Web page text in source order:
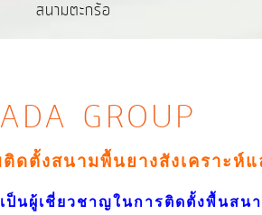
สนามตะกร้อ
GROUP
ติดตั้งสนามพื้นยางสังเคราะห์
ชี่ยวชาญในการติดตั้งพื้นสนา